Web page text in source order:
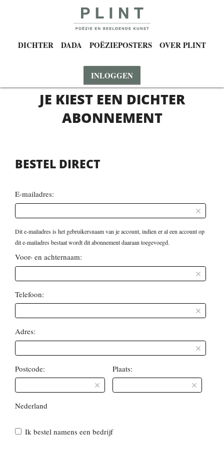
DICHTER DADA POËZIEPOSTERS OVER PLINT
INLOGGEN
JE KIEST EEN DICHTER
ABONNEMENT
BESTEL DIRECT
E-mailadres:
Dit e-mailadres is het gebruikersnaam van je account, indien er al een account op
dit e-mailadres bestaat wordt dit abonnement daaraan toegevoegd.
Voor- en achternaam:
Telefoon:
Adres:
Postcode: Plaats:
Nederland
Ik bestel namens een bedrijf